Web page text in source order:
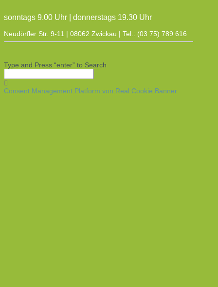
sonntags 9.00 Uhr | donnerstags 19.30 Uhr
Neudörfler Str. 9-11 | 08062 Zwickau | Tel.: (03 75) 789 616
Type and Press “enter” to Search
Consent Management Platform von Real Cookie Banner